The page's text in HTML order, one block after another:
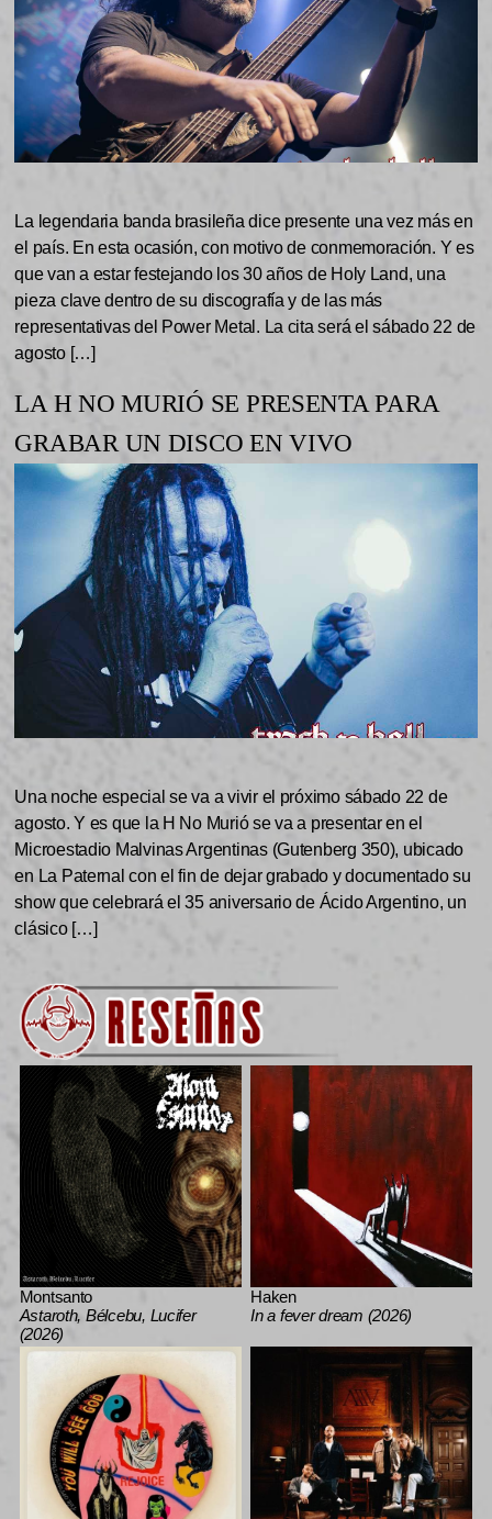
La legendaria banda brasileña dice presente una vez más en
el país. En esta ocasión, con motivo de conmemoración. Y es
que van a estar festejando los 30 años de Holy Land, una
pieza clave dentro de su discografía y de las más
representativas del Power Metal. La cita será el sábado 22 de
agosto […]
LA H NO MURIÓ SE PRESENTA PARA
GRABAR UN DISCO EN VIVO
Una noche especial se va a vivir el próximo sábado 22 de
agosto. Y es que la H No Murió se va a presentar en el
Microestadio Malvinas Argentinas (Gutenberg 350), ubicado
en La Paternal con el fin de dejar grabado y documentado su
show que celebrará el 35 aniversario de Ácido Argentino, un
clásico […]
Montsanto
Astaroth, Bélcebu, Lucifer
(2026)
Haken
In a fever dream (2026)